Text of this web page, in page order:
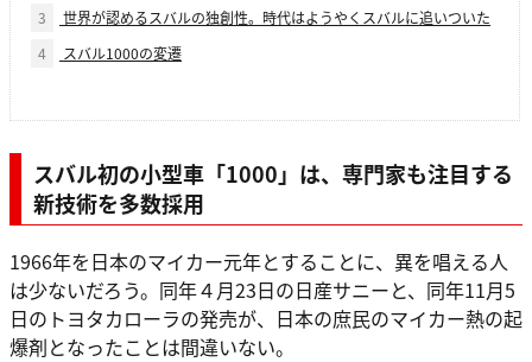
3
世界が認めるスバルの独創性。時代はようやくスバルに追いついた
4
スバル1000の変遷
スバル初の小型車「1000」は、専門家も注目する
新技術を多数採用
1966年を日本のマイカー元年とすることに、異を唱える人
は少ないだろう。同年４月23日の日産サニーと、同年11月5
日のトヨタカローラの発売が、日本の庶民のマイカー熱の起
爆剤となったことは間違いない。